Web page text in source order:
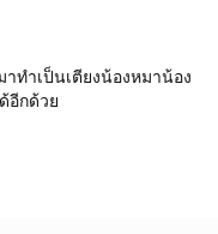
ทำเป็นเตียงน้องหมาน้อง
อีกด้วย